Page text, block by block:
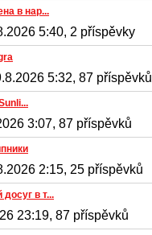
в нар...
5:40, 2 příspěvky
5:32, 87 příspěvků
3:07, 87 příspěvků
2:15, 25 příspěvků
в т...
23:19, 87 příspěvků